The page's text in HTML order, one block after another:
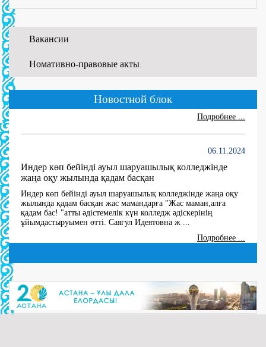
Вакансии
Номативно-правовые акты
Новостной блок
...
Индер көп бейінді ауыл шаруашылық колледжінде
жаңа оқу жылында қадам басқан
Индер көп бейінді ауыл шаруашылық колледжінде жаңа оқу
жылында қадам басқан жас мамандарға "Жас маман,алға
қадам бас! "атты әдістемелік күн колледж әдіскерінің
ұйымдастыруымен өтті. Саягул Идеятовна ж ...
состава Государственной квалификационной
комиссии по 5 специальностям
(далее…) ...